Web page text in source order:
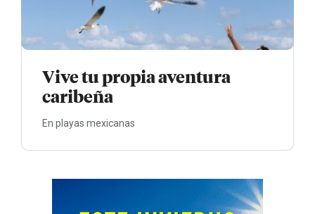
Vive tu propia aventura
caribeña
En playas mexicanas